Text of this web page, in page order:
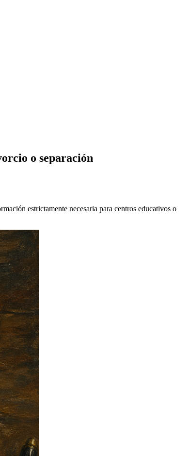
o separación
estrictamente necesaria para centros educativos o